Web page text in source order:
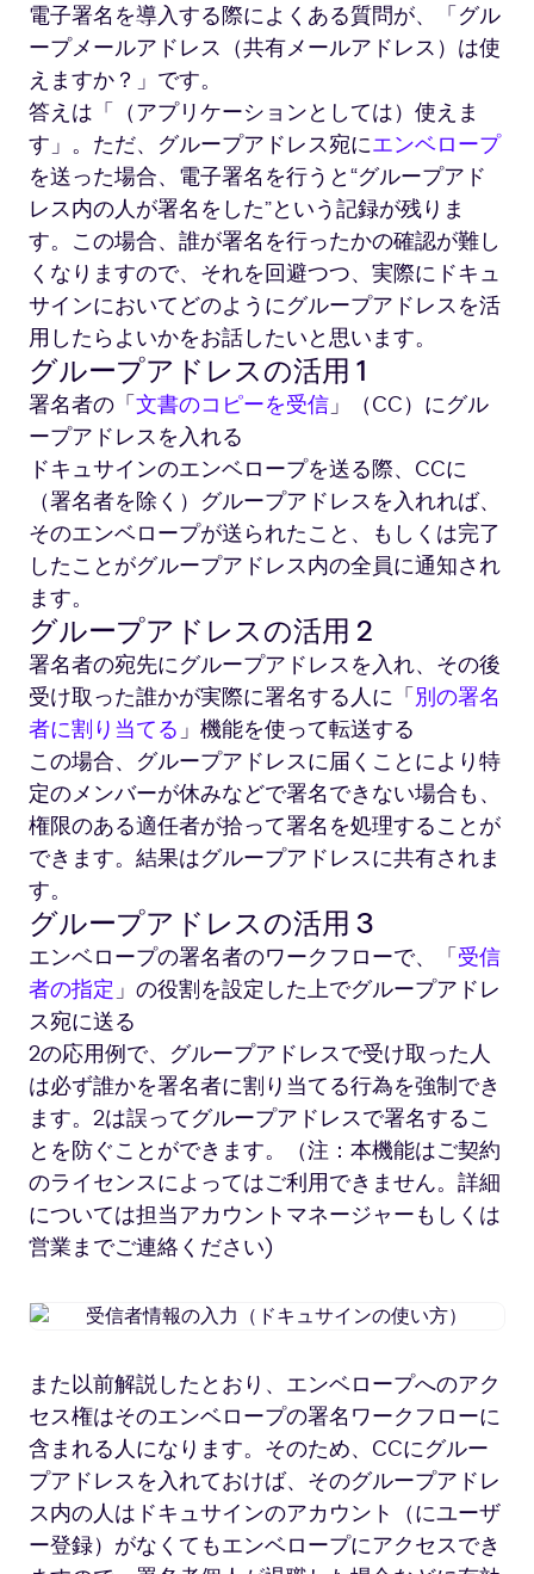
電子署名を導入する際によくある質問が、「グル
ープメールアドレス（共有メールアドレス）は使
えますか？」です。
答えは「（アプリケーションとしては）使えま
す」。ただ、グループアドレス宛にエンベロープ
を送った場合、電子署名を行うと“グループアド
レス内の人が署名をした”という記録が残りま
す。この場合、誰が署名を行ったかの確認が難し
くなりますので、それを回避つつ、実際にドキュ
サインにおいてどのようにグループアドレスを活
用したらよいかをお話したいと思います。
グループアドレスの活用 1
署名者の「文書のコピーを受信」（CC）にグル
ープアドレスを入れる
ドキュサインのエンベロープを送る際、CCに
（署名者を除く）グループアドレスを入れれば、
そのエンベロープが送られたこと、もしくは完了
したことがグループアドレス内の全員に通知され
ます。
グループアドレスの活用 2
署名者の宛先にグループアドレスを入れ、その後
受け取った誰かが実際に署名する人に「別の署名
者に割り当てる」機能を使って転送する
この場合、グループアドレスに届くことにより特
定のメンバーが休みなどで署名できない場合も、
権限のある適任者が拾って署名を処理することが
できます。結果はグループアドレスに共有されま
す。
グループアドレスの活用 3
エンベロープの署名者のワークフローで、「受信
者の指定」の役割を設定した上でグループアドレ
ス宛に送る
2の応用例で、グループアドレスで受け取った人
は必ず誰かを署名者に割り当てる行為を強制でき
ます。2は誤ってグループアドレスで署名するこ
とを防ぐことができます。（注：本機能はご契約
のライセンスによってはご利用できません。詳細
については担当アカウントマネージャーもしくは
営業までご連絡ください)
受
情
報
の
入
力
（ド
キ
また以前解説したとおり、エンベロープへのアク
セス権はそのエンベロープの署名ワークフローに
含まれる人になります。そのため、CCにグルー
プアドレスを入れておけば、そのグループアドレ
ス内の人はドキュサインのアカウント（にユーザ
ー登録）がなくてもエンベロープにアクセスでき